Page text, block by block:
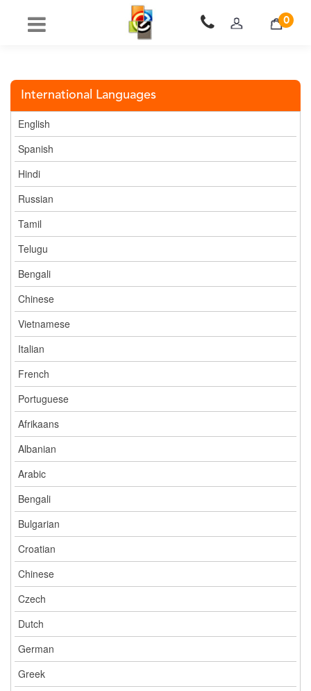
0
International Languages
English
Spanish
Hindi
Russian
Tamil
Telugu
Bengali
Chinese
Vietnamese
Italian
French
Portuguese
Afrikaans
Albanian
Arabic
Bengali
Bulgarian
Croatian
Chinese
Czech
Dutch
German
Greek